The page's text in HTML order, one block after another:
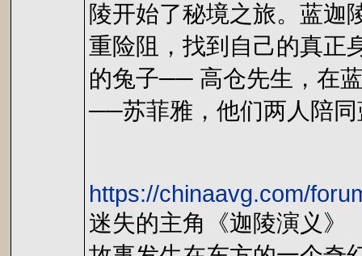
陵开始了秘境之旅。蓝迦
重险阻，找到自己的真正
的兔子── 高仓先生，在
──苏菲雅，他们两人陪
https://chinaavg.com/
迷失的主角《迦陵演义》